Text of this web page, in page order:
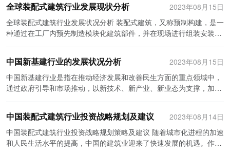
的需求。此外，智慧地产行业还将为房地产业带来更多的商业机会和
增值服务，如智能家居设备、智慧物业管理和智慧配套设施等，为房
地产企业带来更多的利润空间。 然而，全球智慧地产行业的发展也面
难。其次是数据安全和隐私保护的问题。智慧地产需要收集和处理大
量的个人和物联网数据，其中涉及到隐私和安全问题，需要建立完善
的安全保障机制。最后是人才和技术方面的挑战。智慧地产行业需要
专业的人才和先进的技术支持，但目前全球范围内的人才和技术短
正处于蓬勃发展的阶段，数字化、智能化与可持续发展是其发展的主
要趋势。全球智慧地产行业的前景看好，将为房地产企业带来更多的
商业机会和增值服务。然而，智慧地产行业的发展也面临一些挑战，
需要解决技术标准和互操作性、数据安全和隐私保护以及人才和技术
影响。近年来，中国的建筑和设计行业蓬勃发展，带动了建筑设计软
件市场的增长。随着城市化进程的加快和楼市的高热度，建筑业的需
求不断增加，这推动了建筑设计软件的需求。此外，中国的经济稳定
会进步，人们对建筑设计软件的应用有了更高的要求。建筑设计软件
不仅能够提高设计效率，还可以实现可视化的效果展示，满足人们对
美的追求。另一方面，中国的建筑师和设计师队伍不断壮大，他们越
和技术进步。随着信息技术的迅猛发展，建筑设计软件的功能和性能
不断提升，如三维建模、虚拟现实等技术的应用，为业界带来了更多
的发展机会。同时，云计算和大数据等技术的应用也为建筑设计软件
提供了更大的发展空间。 综上所述，中国建筑设计软件行业在政治、
繁多。例如，智能化管理系统、大数据分析、物联网技术等，这些技
术的应用，使得地产行业的运营效率得到了大幅提升。智能化管理系
统可以实现对房屋、设备、人员等的实时监控和管理，大大减少了人
益；物联网技术将各种设备通过互联网相连接，实现了设备之间的信
息共享和协作，提高了设备的利用率和管理效能。这些技术的广泛应
用，为科技地产行业的快速发展提供了技术支持和保障。 其次，科技
大量的试验和验证工作，需要购买设备、租赁场地和聘请专业人员，
这些都需要资金投入。其次，技术应用阶段需要进行大规模的安装和
调试工作，还需要培训相关人员，这些也需要资金投入。最后，对于
全球装配式建筑行业发展现状分析
2023年08月15日
全球装配式建筑行业发展状况分析 装配式建筑，又称预制构建，是一
种通过在工厂内预先制造模块化建筑部件，并在现场进行组装安装的
分析。 首先，装配式建筑行业在全球范围内持续增长。根据市场研究
公司的数据，全球装配式建筑市场规模从2015年的1030亿美元增长
到2020年的1420亿美元。这一增长趋势主要受益于装配式建筑的优
亚太地区装配式建筑市场最大的三个国家。中国作为世界上最大的建
筑市场，装配式建筑市场规模迅速增长。根据中国建筑学会的数据，
中国装配式建筑市场规模从2015年的210亿美元增长到2020年的350
中国新基建行业的发展状况分析
2023年08月15日
中国新基建行业是指在推动经济发展和改善民生方面的重点领域中，
通过政府引导和市场推动，以新技术、新产业、新业态为支撑，加快
和市场规模三个方面进行介绍。 首先，中国新基建行业得到了国家政
策的大力支持。在《政府工作报告》中明确提出了加大新基建投资的
力度，并将其纳入了“十三五”规划和国家重大项目中。政府组织了一
中国装配式建筑行业投资战略规划及建议
2023年08月14日
中国装配式建筑行业投资战略规划策略及建议 随着城市化进程的加速
和人民生活水平的提高，中国的建筑业迎来了快速发展的机遇。作为